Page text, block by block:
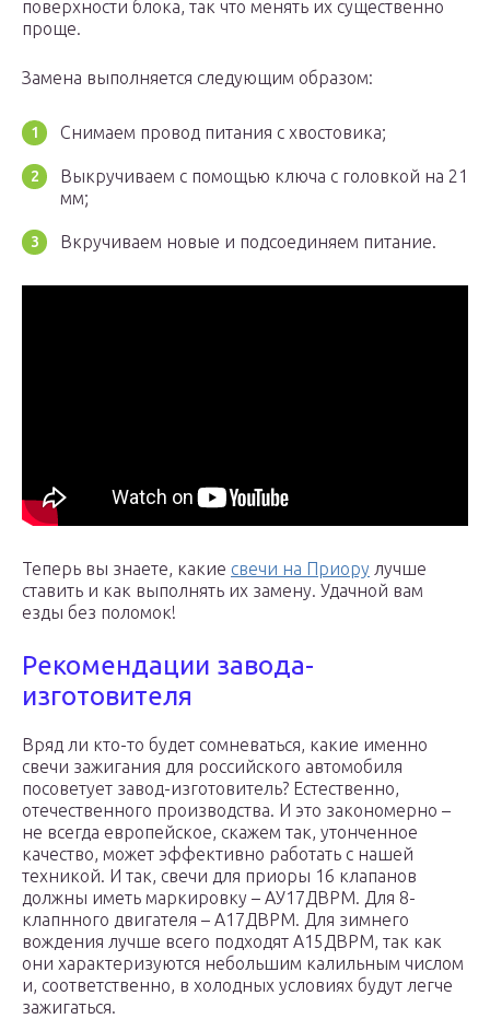
поверхности блока, так что менять их существенно
проще.
Замена выполняется следующим образом:
Снимаем провод питания с хвостовика;
Выкручиваем с помощью ключа с головкой на 21
мм;
Вкручиваем новые и подсоединяем питание.
Теперь вы знаете, какие свечи на Приору лучше
ставить и как выполнять их замену. Удачной вам
езды без поломок!
Рекомендации завода-
изготовителя
Вряд ли кто-то будет сомневаться, какие именно
свечи зажигания для российского автомобиля
посоветует завод-изготовитель? Естественно,
отечественного производства. И это закономерно –
не всегда европейское, скажем так, утонченное
качество, может эффективно работать с нашей
техникой. И так, свечи для приоры 16 клапанов
должны иметь маркировку – АУ17ДВРМ. Для 8-
клапнного двигателя – А17ДВРМ. Для зимнего
вождения лучше всего подходят А15ДВРМ, так как
они характеризуются небольшим калильным числом
и, соответственно, в холодных условиях будут легче
зажигаться.